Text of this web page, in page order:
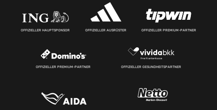
OFFIZIELLER HAUPTSPONSOR OFFIZIELLER AUSRÜSTER OFFIZIELLER PREMIUM-PARTNER
OFFIZIELLER PREMIUM-PARTNER OFFIZIELLER GESUNDHEITSPARTNER